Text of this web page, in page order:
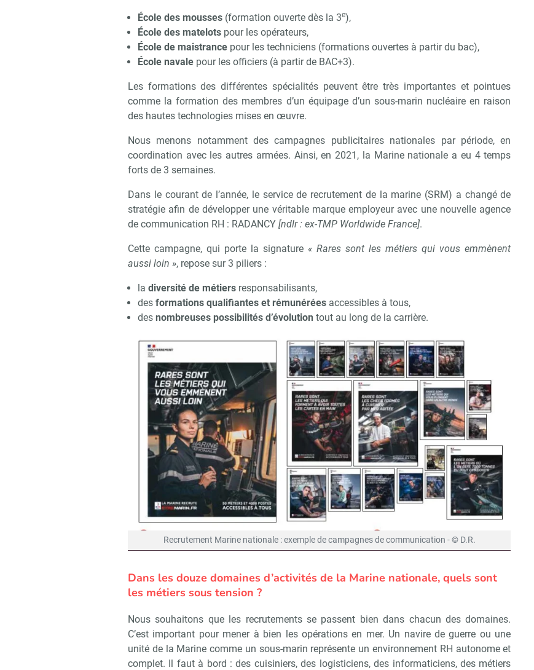
École des mousses(formation ouverte dès la 3e),
École des matelotspour les opérateurs,
École de maistrancepour les techniciens (formations ouvertes à partir du bac),
École navalepour les officiers (à partir de BAC+3).
Les formations des différentes spécialités peuvent être très importantes et pointues
comme la formation des membres d’un équipage d’un sous-marin nucléaire en raison
des hautes technologies mises en œuvre.
Nous menons notamment des campagnes publicitaires nationales par période, en
coordination avec les autres armées. Ainsi, en 2021, la Marine nationale a eu 4 temps
forts de 3 semaines.
Dans le courant de l’année, le service de recrutement de la marine (SRM) a changé de
stratégie afin de développer une véritable marque employeur avec une nouvelle agence
de communication RH : RADANCY [ndlr : ex-TMP Worldwide France].
Cette campagne, qui porte la signature « Rares sont les métiers qui vous emmènent
aussi loin », repose sur 3 piliers :
la diversité de métiersresponsabilisants,
des formations qualifiantes et rémunéréesaccessibles à tous,
des nombreuses possibilités d’évolution tout au long de la carrière.
Recrutement Marine nationale : exemple de campagnes de communication - © D.R.
Dans les douze domaines d’activités de la Marine nationale, quels sont
les métiers sous tension ?
Nous souhaitons que les recrutements se passent bien dans chacun des domaines.
C’est important pour mener à bien les opérations en mer. Un navire de guerre ou une
unité de la Marine comme un sous-marin représente un environnement RH autonome et
complet. Il faut à bord : des cuisiniers, des logisticiens, des informaticiens, des métiers
Recevoir RH Matin Abonnez-vous à notre newsletter
Non merci, je reçois déjà ! Je déciderai plus tard